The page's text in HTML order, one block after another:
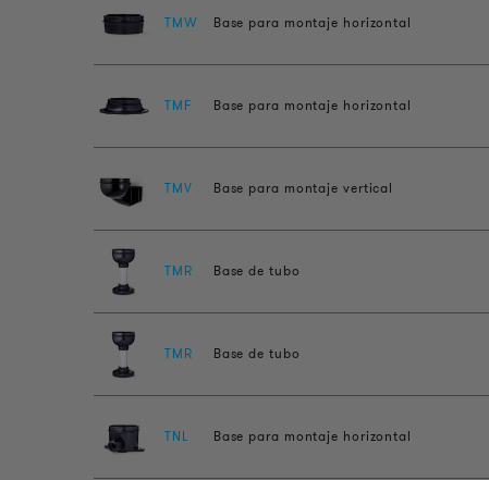
TMW Base para montaje horizontal
TMF Base para montaje horizontal
TMV Base para montaje vertical
TMR Base de tubo
TMR Base de tubo
TNL Base para montaje horizontal